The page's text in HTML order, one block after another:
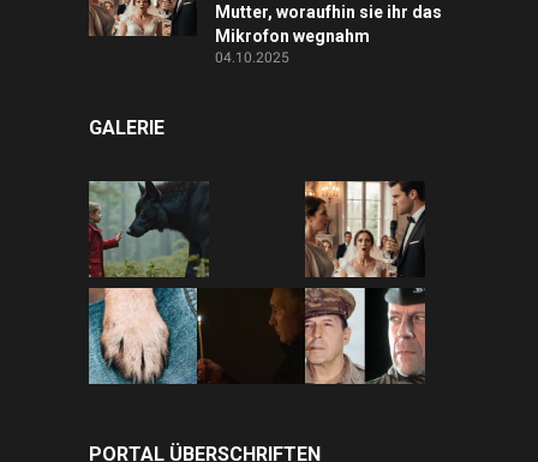
Mutter, woraufhin sie ihr das
Mikrofon wegnahm
04.10.2025
GALERIE
PORTAL ÜBERSCHRIFTEN